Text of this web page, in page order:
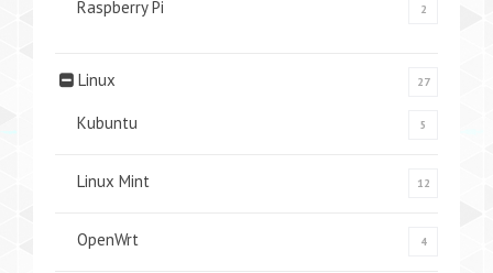
Raspberry Pi 2
Linux 27
Kubuntu 5
Linux Mint 12
OpenWrt 4